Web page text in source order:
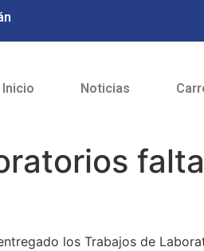
Inicio Noticias
los Trabajos de